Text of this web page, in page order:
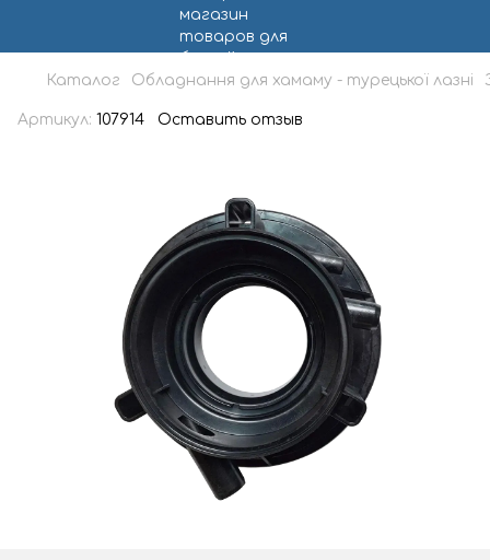
Каталог Обладнання для хамаму - турецької лазні
Артикул: 107914 Оставить отзыв